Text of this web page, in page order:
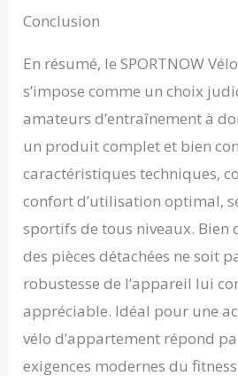
Conclusion
En résumé, le SPORTNOW
s’impose comme un choix
amateurs d’entraînement à
un produit complet et bien
caractéristiques techniques,
confort d’utilisation optimal,
sportifs de tous niveaux.
des pièces détachées ne soit
robustesse de l’appareil lui
appréciable. Idéal pour une
vélo d’appartement répond
exigences modernes du